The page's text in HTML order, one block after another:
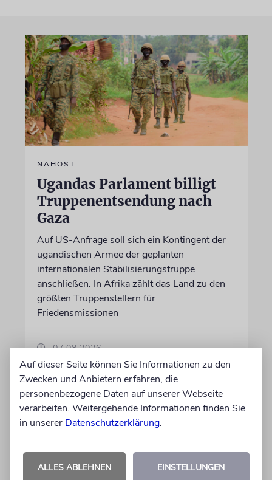
NAHOST
Ugandas Parlament billigt
Truppenentsendung nach
Gaza
Auf US-Anfrage soll sich ein Kontingent der
ugandischen Armee der geplanten
internationalen Stabilisierungstruppe
anschließen. In Afrika zählt das Land zu den
größten Truppenstellern für
Friedensmissionen
07.08.2026
Auf dieser Seite können Sie Informationen zu den
Zwecken und Anbietern erfahren, die
personenbezogene Daten auf unserer Webseite
verarbeiten. Weitergehende Informationen finden Sie
in unserer Datenschutzerklärung.
ALLES ABLEHNEN EINSTELLUNGEN